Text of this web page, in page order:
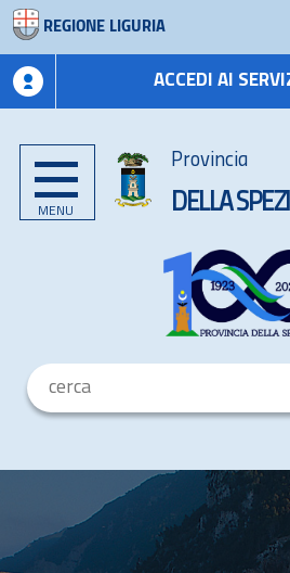
REGIONE LIGURIA
ACCEDI AI
MENU
Provincia
DELLA